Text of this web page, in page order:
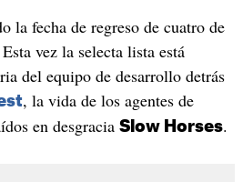
la fecha de regreso de cuatro de
vez la selecta lista está
del equipo de desarrollo detrás
, la vida de los agentes de
en desgracia Slow Horses.